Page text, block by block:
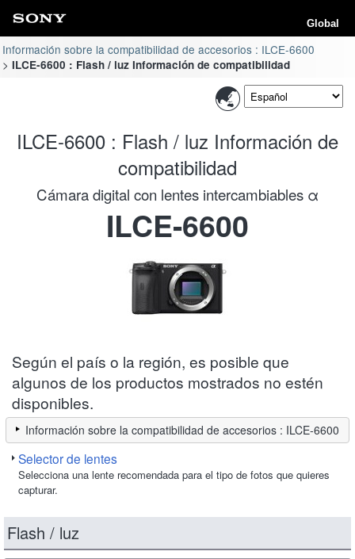
Global
Información sobre la compatibilidad de accesorios : ILCE-6600
ILCE-6600 : Flash / luz Información de compatibilidad
ILCE-6600 : Flash / luz Información de
compatibilidad
Cámara digital con lentes intercambiables α
ILCE-6600
Según el país o la región, es posible que
algunos de los productos mostrados no estén
disponibles.
Información sobre la compatibilidad de accesorios : ILCE-6600
Selector de lentes
Selecciona una lente recomendada para el tipo de fotos que quieres
capturar.
Flash / luz